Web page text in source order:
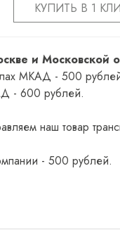
КУПИТЬ В 1
и Московской
МКАД - 500
- 600 рублей.
наш товар
- 500 рублей.